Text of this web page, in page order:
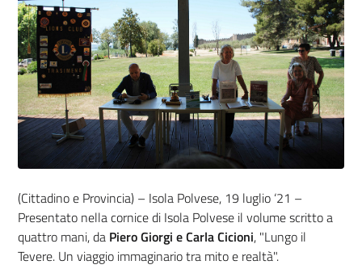
(Cittadino e Provincia) – Isola Polvese, 19 luglio ‘21 –
Presentato nella cornice di Isola Polvese il volume scritto a
quattro mani, da Piero Giorgi e Carla Cicioni, "Lungo il
Tevere. Un viaggio immaginario tra mito e realtà".